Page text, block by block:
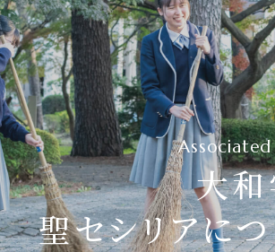
Associated
大
聖セシリアに